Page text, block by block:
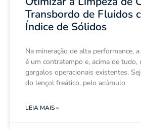
Transbordo de Fluidos
Índice de Sólidos
Na mineração de alta performance,
é um contratempo e, acima de tudo,
gargalos operacionais existentes.
do lençol freático, pelo acúmulo
LEIA MAIS »